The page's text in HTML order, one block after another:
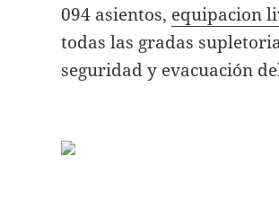
094 asientos, equipacion
todas las gradas
seguridad y evacuación